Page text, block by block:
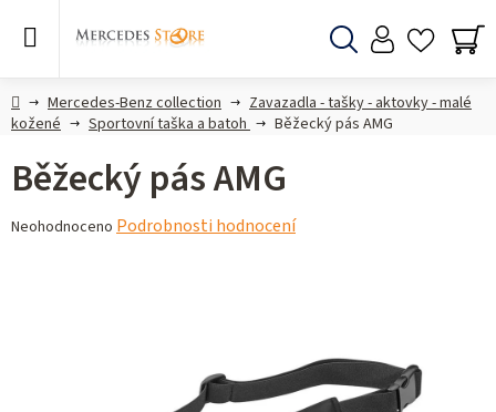
DomůMercedes-Benz collection
Zavazadla - tašky - aktovky - malé
kožené
Sportovní taška a batoh Běžecký pás AMG
Běžecký pás AMG
Průměrné
Neohodnoceno Podrobnosti hodnocení